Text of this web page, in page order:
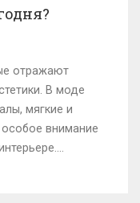
отражают
В моде
мягкие и
особое внимание